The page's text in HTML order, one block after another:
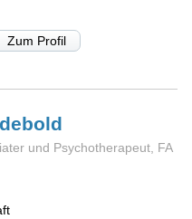
Zum Profil
und Psychotherapeut, FA